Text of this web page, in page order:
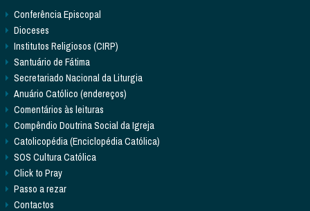
Conferência Episcopal
Dioceses
Institutos Religiosos (CIRP)
Santuário de Fátima
Secretariado Nacional da Liturgia
Anuário Católico (endereços)
Comentários às leituras
Compêndio Doutrina Social da Igreja
Catolicopédia (Enciclopédia Católica)
SOS Cultura Católica
Click to Pray
Passo a rezar
Contactos